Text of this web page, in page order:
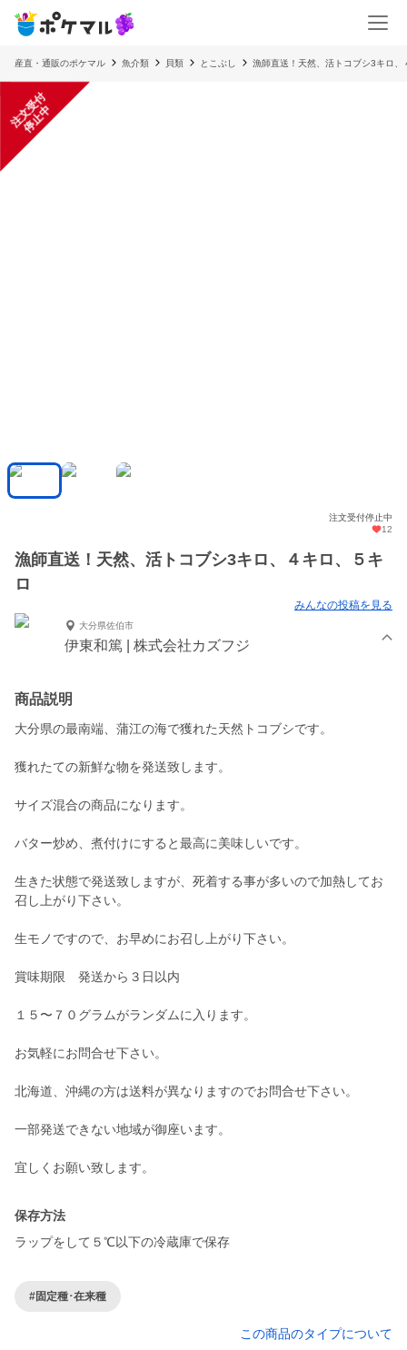
産直・通販のポケマル 魚介類 貝類 とこぶし 漁師直送！天然、活トコブシ3キロ、
注
文
受
付
停
止
中
注文受付停止中
12
漁師直送！天然、活トコブシ3キロ、４キロ、５キ
ロ
みんなの投稿を見る
大分県佐伯市
伊東和篤 | 株式会社カズフジ
商品説明
大分県の最南端、蒲江の海で獲れた天然トコブシです。
獲れたての新鮮な物を発送致します。
サイズ混合の商品になります。
バター炒め、煮付けにすると最高に美味しいです。
生きた状態で発送致しますが、死着する事が多いので加熱してお
召し上がり下さい。
生モノですので、お早めにお召し上がり下さい。
賞味期限 発送から３日以内
１５〜７０グラムがランダムに入ります。
お気軽にお問合せ下さい。
北海道、沖縄の方は送料が異なりますのでお問合せ下さい。
一部発送できない地域が御座います。
宜しくお願い致します。
保存方法
ラップをして５℃以下の冷蔵庫で保存
#固定種･在来種
この商品のタイプについて